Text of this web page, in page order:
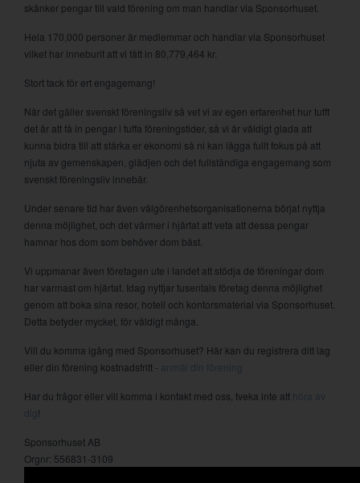
skänker pengar till vald förening om man handlar via Sponsorhuset.
Hela 170,000 personer är medlemmar och handlar via Sponsorhuset
vilket har inneburit att vi fått in 80,779,464 kr.
Stort tack för ert engagemang!
När det gäller svenskt föreningsliv så vet vi av egen erfarenhet hur tufft
det är att få in pengar i tuffa föreningstider, så vi är väldigt glada att
kunna bidra till att stärka er ekonomi så ni kan lägga fullt fokus på att
njuta av gemenskapen, glädjen och det fullständiga engagemang som
svenskt föreningsliv innebär.
Under senare tid har även välgörenhetsorganisationerna börjat nyttja
denna möjlighet, och det värmer i hjärtat att veta att dessa pengar
hamnar hos dom som behöver dom bäst.
Vi uppmanar även företagen ute i landet att stödja de föreningar dom
har varmast om hjärtat. Idag nyttjar tusentals företag denna möjlighet
genom att boka sina resor, hotell och kontorsmaterial via Sponsorhuset.
Detta betyder mycket, för väldigt många.
Vill du komma igång med Sponsorhuset? Här kan du registrera ditt lag
eller din förening kostnadsfritt -
anmäl din förening
Har du frågor eller vill komma i kontakt med oss, tveka inte att höra av
!
Sponsorhuset AB
Orgnr: 556831-3109